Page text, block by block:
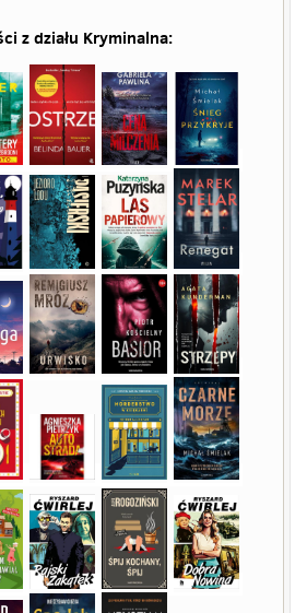
z działu Kryminalna: